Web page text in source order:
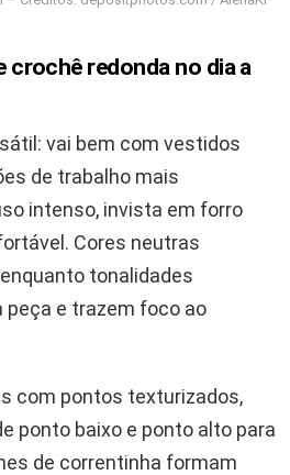
crochê redonda no dia a
vai bem com vestidos
de trabalho mais
intenso, invista em forro
Cores neutras
tonalidades
e trazem foco ao
com pontos texturizados,
ponto baixo e ponto alto para
de correntinha formam